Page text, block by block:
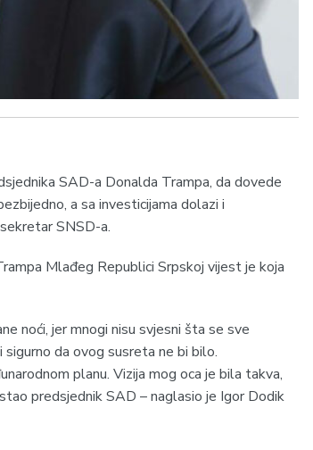
SAD-a Donalda Trampa, da dovede
a sa investicijama dolazi i
SNSD-a.
Mlađeg Republici Srpskoj vijest je koja
noći, jer mnogi nisu svjesni šta se sve
da ovog susreta ne bi bilo.
planu. Vizija mog oca je bila takva,
predsjednik SAD – naglasio je Igor Dodik